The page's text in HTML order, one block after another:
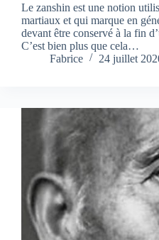
Le zanshin est une notion
martiaux et qui marque en
devant être conservé à la fin
C’est bien plus que cela…
Fabrice
24 juillet